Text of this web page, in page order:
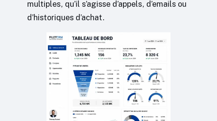
multiples, qu’il s’agisse d’appels, d’emails ou
d’historiques d’achat.